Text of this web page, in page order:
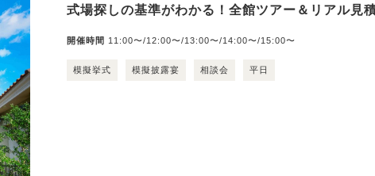
式場探しの基準がわかる！全館ツアー＆リアル見
開催時間 11:00〜/12:00〜/13:00〜/14:00〜/15:00〜
模擬挙式 模擬披露宴 相談会 平日